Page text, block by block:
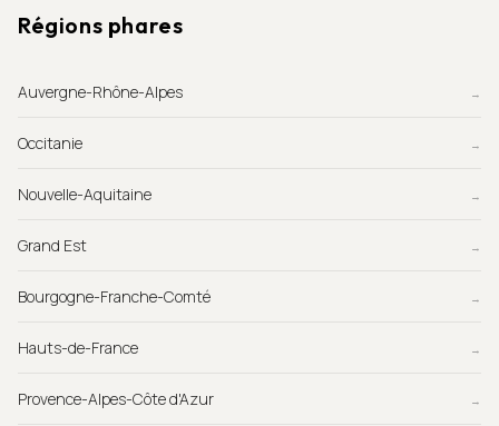
Régions phares
Auvergne-Rhône-Alpes →
Occitanie →
Nouvelle-Aquitaine →
Grand Est →
Bourgogne-Franche-Comté →
Hauts-de-France →
Provence-Alpes-Côte d'Azur →